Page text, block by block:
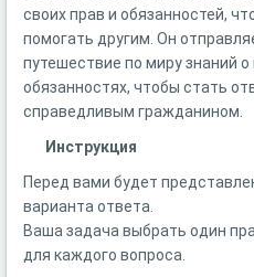
своих прав и обязанностей,
помогать другим. Он
путешествие по миру знаний
обязанностях, чтобы стать
справедливым гражданином.
Инструкция
Перед вами будет
варианта ответа.
Ваша задача выбрать один
для каждого вопроса.